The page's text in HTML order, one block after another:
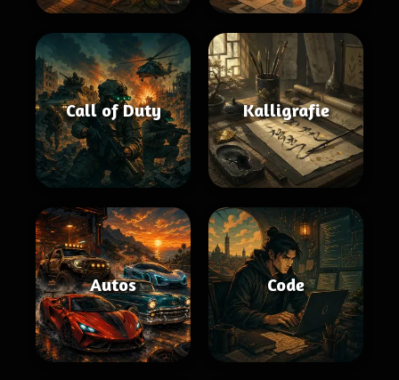
Call of Duty Kalligrafie
Autos Code